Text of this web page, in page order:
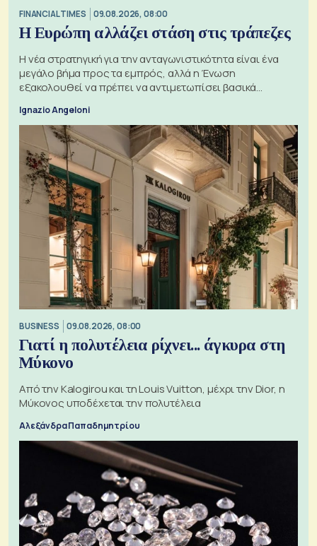
FINANCIAL TIMES 09.08.2026, 08:00
Η Ευρώπη αλλάζει στάση στις τράπεζες
Η νέα στρατηγική για την ανταγωνιστικότητα είναι ένα
μεγάλο βήμα προς τα εμπρός, αλλά η Ένωση
εξακολουθεί να πρέπει να αντιμετωπίσει βασικά
Ignazio Angeloni
BUSINESS 09.08.2026, 08:00
Γιατί η πολυτέλεια ρίχνει... άγκυρα στη
Μύκονο
Από την Kalogirou και τη Louis Vuitton, μέχρι την Dior, η
Μύκονος υποδέχεται την πολυτέλεια
Αλεξάνδρα Παπαδημητρίου